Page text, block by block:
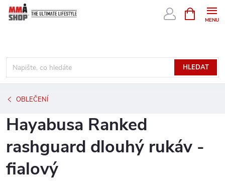
Přejít
HLEDAT
NÁKUPNÍ
KOŠÍK
OBLEČENÍ
Hayabusa Ranked
rashguard dlouhý rukáv -
fialový